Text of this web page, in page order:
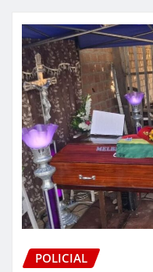
POLICIAL